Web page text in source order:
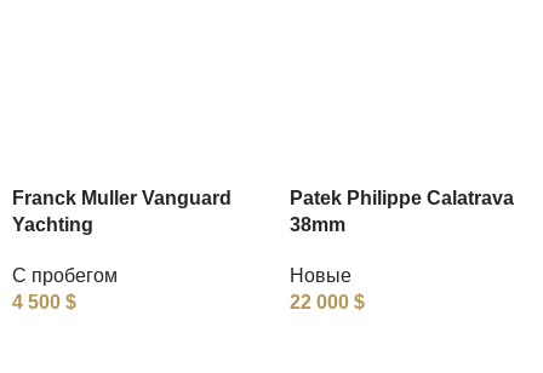
Franck Muller Vanguard
Yachting
С пробегом
4 500 $
Patek Philippe Calatrava
38mm
Новые
22 000 $